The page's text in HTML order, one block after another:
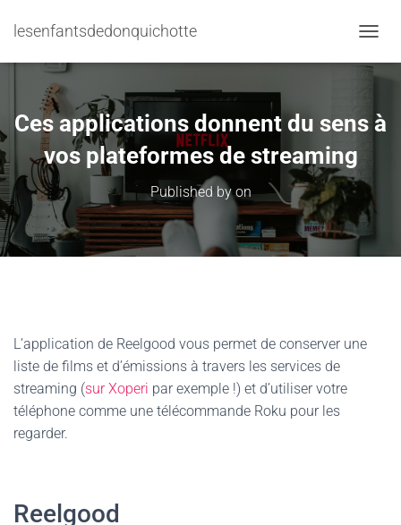
lesenfantsdedonquichotte
Ces applications donnent du sens à
vos plateformes de streaming
Published byon
L’application de Reelgood vous permet de conserver une
liste de films et d’émissions à travers les services de
streaming (sur Xoperi par exemple !) et d’utiliser votre
téléphone comme une télécommande Roku pour les
regarder.
Reelgood